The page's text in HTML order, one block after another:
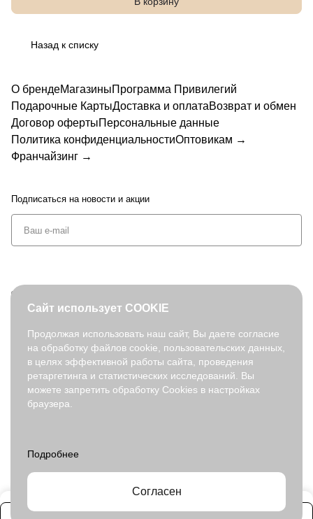
Назад к списку
О брендеМагазиныПрограмма Привилегий
Подарочные КартыДоставка и оплатаВозврат и обмен
Договор офертыПерсональные данные
Политика конфиденциальностиОптовикам →
Франчайзинг →
Подписаться на новости и акции
© 2026. fabretti.ru. Все права защищены
На информационном ресурсе применяются
рекомендательные
технологии .
Все ресурсы сайта fabretti.ru, включая (но не ограничиваясь)
прав на интеллектуальную собственность, защищены российским
Сайт использует COOKIE
Продолжая использовать наш сайт, Вы даете согласие
на обработку файлов cookie, пользовательских данных,
в целях эффективной работы сайта, проведения
ретаргетинга и статистических исследований. Вы
можете запретить обработку Cookies в настройках
браузера.
Согласен